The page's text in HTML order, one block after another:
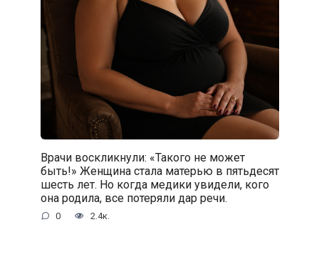
Врачи воскликнули: «Такого не может
быть!» Женщина стала матерью в пятьдесят
шесть лет. Но когда медики увидели, кого
она родила, все потеряли дар речи.
0 2.4к.